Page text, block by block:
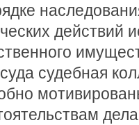
действий
судебная